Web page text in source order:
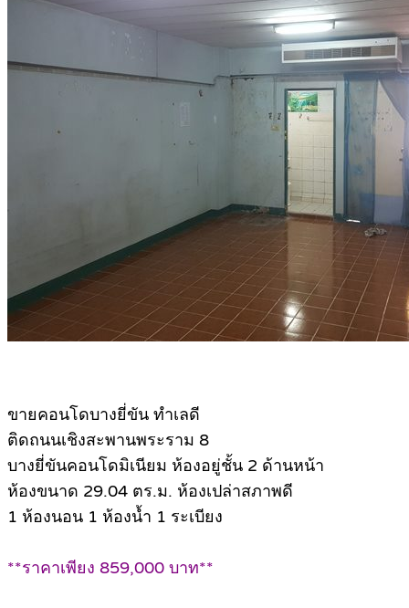
ขายคอนโดบางยี่ขัน ทำเลดี
ติดถนนเชิงสะพานพระราม 8
บางยี่ขันคอนโดมิเนียม ห้องอยู่ชั้น 2 ด้านหน้า
ห้องขนาด 29.04 ตร.ม. ห้องเปล่าสภาพดี
1 ห้องนอน 1 ห้องน้ำ 1 ระเบียง
**ราคาเพียง 859,000 บาท**